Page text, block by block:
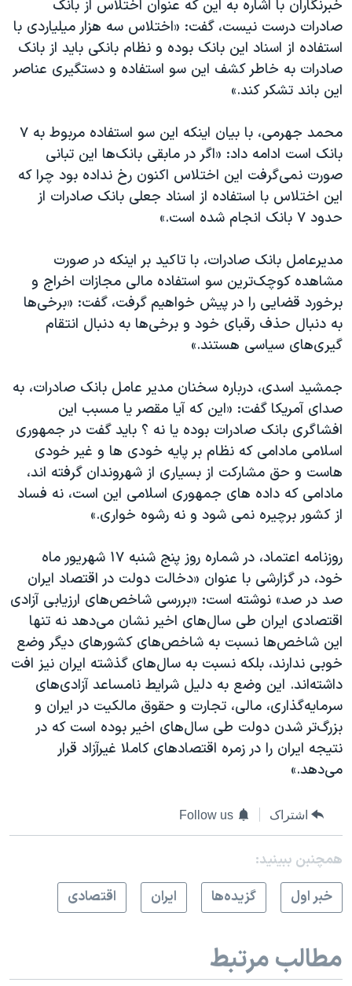
خبرنگاران با اشاره به این که عنوان اختلاس از بانک
صادرات درست نیست، گفت: «اختلاس سه هزار میلیاردی با
استفاده از اسناد این بانک بوده و نظام بانکی باید از بانک
صادرات به خاطر کشف این سو استفاده و دستگیری عناصر
این باند تشکر کند.»
محمد جهرمی، با بیان اینکه این سو استفاده مربوط به ۷
بانک است ادامه داد: «اگر در مابقی بانک‌ها این تبانی
صورت نمی‌گرفت این اختلاس اکنون رخ نداده بود چرا که
این اختلاس با استفاده از اسناد جعلی بانک صادرات از
حدود ۷ بانک انجام شده است.»
مدیرعامل بانک صادرات، با تاکید بر اینکه در صورت
مشاهده کوچک‌ترین سو استفاده مالی مجازات اخراج و
برخورد قضایی را در پیش خواهیم گرفت، گفت: «برخی‌ها
به دنبال حذف رقبای خود و برخی‌ها به دنبال انتقام
گیری‌های سیاسی هستند.»
جمشید اسدی، درباره سخنان مدیر عامل بانک صادرات، به
صدای آمریکا گفت: «این که آیا مقصر یا مسبب این
افشاگری بانک صادرات بوده یا نه ؟ باید گفت در جمهوری
اسلامی مادامی که نظام بر پایه خودی ها و غیر خودی
هاست و حق مشارکت از بسیاری از شهروندان گرفته اند،
مادامی که داده های جمهوری اسلامی این است، نه فساد
از کشور برچیره نمی شود و نه رشوه خواری.»
روزنامه اعتماد، در شماره روز پنج شنبه ۱۷ شهریور ماه
خود، در گزارشی با عنوان «دخالت دولت در اقتصاد ایران
صد در صد» نوشته است: «بررسی شاخص‌های ارزیابی آزادی
اقتصادی ایران طی سال‌های اخیر نشان می‌دهد نه تنها
این شاخص‌ها نسبت به شاخص‌های كشورهای دیگر وضع
خوبی ندارند، بلكه نسبت به سال‌های گذشته ایران نیز افت
داشته‌اند. این وضع به دلیل شرایط نامساعد آزادی‌های
سرمایه‌گذاری، مالی، تجارت و حقوق مالكیت در ایران و
بزرگ‌تر شدن دولت طی سال‌های اخیر بوده است كه در
نتیجه ایران را در زمره اقتصادهای كاملا غیرآزاد قرار
می‌دهد.»
اشتراک Follow us
همچنبن ببینید:
خبر اول
گزيده‌ها ايران اقتصادی
مطالب مرتبط